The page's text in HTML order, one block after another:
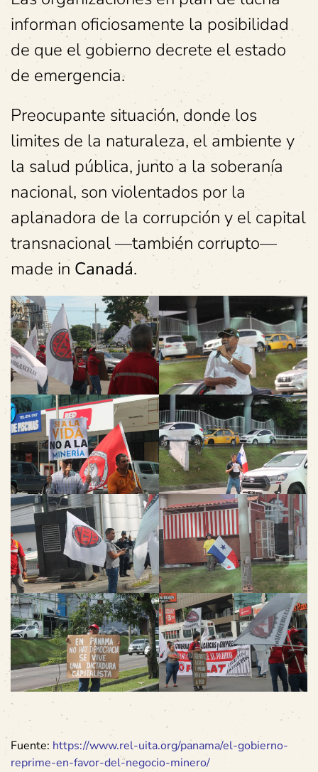
informan oficiosamente la posibilidad
de que el gobierno decrete el estado
de emergencia.
Preocupante situación, donde los
limites de la naturaleza, el ambiente y
la salud pública, junto a la soberanía
nacional, son violentados por la
aplanadora de la corrupción y el capital
transnacional —también corrupto—
made in Canadá.
Fuente: https://www.rel-uita.org/panama/el-gobierno-
reprime-en-favor-del-negocio-minero/